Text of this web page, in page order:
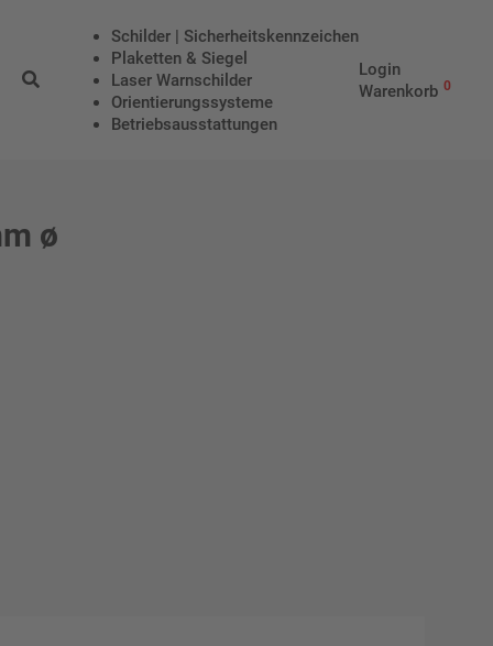
Schilder | Sicherheitskennzeichen
Plaketten & Siegel
Laser Warnschilder
Orientierungssysteme
Betriebs­aus­stattungen
Login
Warenkorb 0
ø